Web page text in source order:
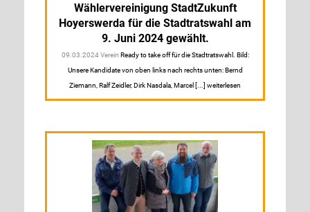
Wählervereinigung StadtZukunft
Hoyerswerda für die Stadtratswahl am
9. Juni 2024 gewählt.
09.03.2024 Verein Ready to take off für die Stadtratswahl. Bild:
Unsere Kandidate von oben links nach rechts unten: Bernd
Ziemann, Ralf Zeidler, Dirk Nasdala, Marcel [...] weiterlesen